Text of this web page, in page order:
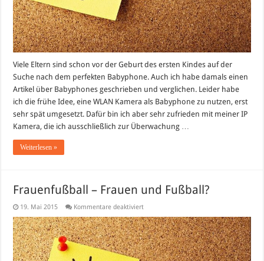
Viele Eltern sind schon vor der Geburt des ersten Kindes auf der
Suche nach dem perfekten Babyphone. Auch ich habe damals einen
Artikel über Babyphones geschrieben und verglichen. Leider habe
ich die frühe Idee, eine WLAN Kamera als Babyphone zu nutzen, erst
sehr spät umgesetzt. Dafür bin ich aber sehr zufrieden mit meiner IP
Kamera, die ich ausschließlich zur Überwachung …
Weiterlesen »
Frauenfußball – Frauen und Fußball?
19. Mai 2015 Kommentare deaktiviertfür
–
Frauen
und
Fußball?